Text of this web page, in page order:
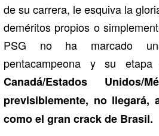
de su carrera, le esquiva la
deméritos propios o
PSG no ha marcado
pentacampeona y su
Canadá/Estados
previsiblemente, no llegará,
como el gran crack de Brasil.